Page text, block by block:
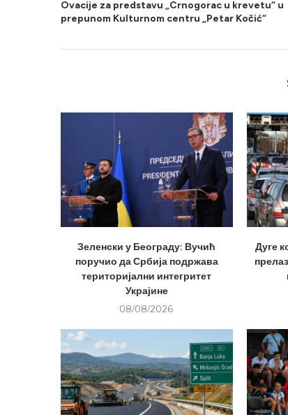
Ovacije za predstavu „Crnogorac u krevetu“ u
prepunom Kulturnom centru „Petar Kočić“
Зеленски у Београду: Вучић
поручио да Србија подржава
територијални интегритет
Украјине
08/08/2026
Дуге